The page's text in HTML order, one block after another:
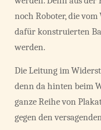
noch Roboter, die
dafür konstruierten
werden.
Die Leitung im
denn da hinten beim
ganze Reihe von
gegen den